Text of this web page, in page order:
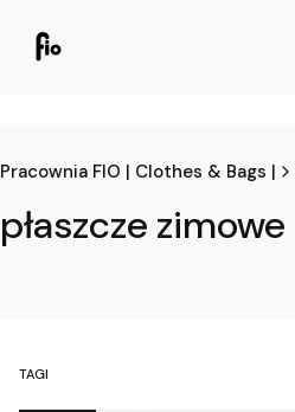
Pracownia FIO | Clothes & Bags |
płaszcze zimowe
TAGI